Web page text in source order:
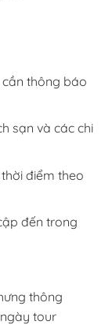
thông báo
sạn và các chi
điểm theo
đến trong
thông
tour